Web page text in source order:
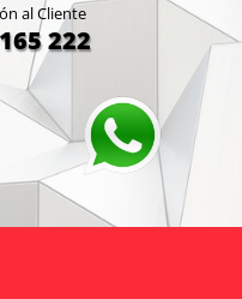
al Cliente
222